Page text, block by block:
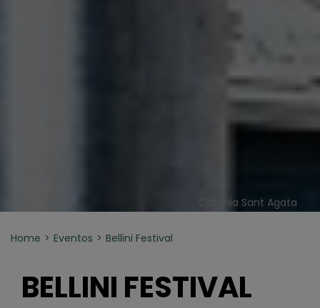
Catania Sant Agata
Home Eventos Bellini Festival
BELLINI FESTIVAL